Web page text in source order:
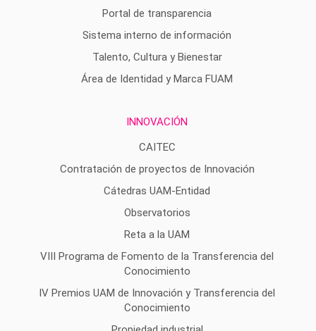
Portal de transparencia
Sistema interno de información
Talento, Cultura y Bienestar
Área de Identidad y Marca FUAM
INNOVACIÓN
CAITEC
Contratación de proyectos de Innovación
Cátedras UAM-Entidad
Observatorios
Reta a la UAM
VIII Programa de Fomento de la Transferencia del
Conocimiento
IV Premios UAM de Innovación y Transferencia del
Conocimiento